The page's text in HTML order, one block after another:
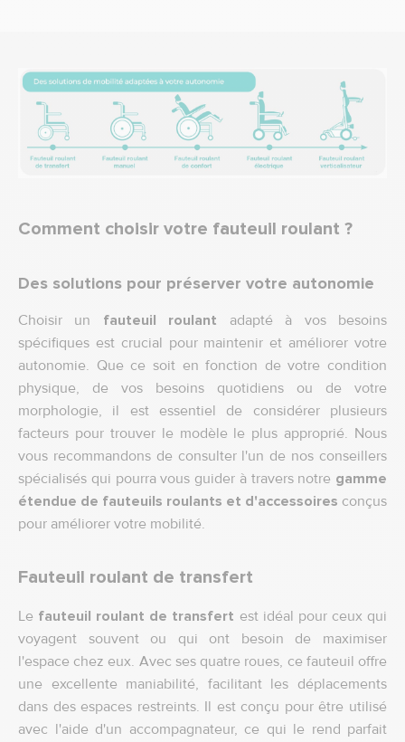
Comment choisir votre fauteuil roulant ?
Des solutions pour préserver votre autonomie
Choisir un fauteuil roulant adapté à vos besoins
spécifiques est crucial pour maintenir et améliorer votre
autonomie. Que ce soit en fonction de votre condition
physique, de vos besoins quotidiens ou de votre
morphologie, il est essentiel de considérer plusieurs
facteurs pour trouver le modèle le plus approprié. Nous
vous recommandons de consulter l'un de nos conseillers
spécialisés qui pourra vous guider à travers notre gamme
étendue de fauteuils roulants et d'accessoires conçus
pour améliorer votre mobilité.
Fauteuil roulant de transfert
Le fauteuil roulant de transfert est idéal pour ceux qui
voyagent souvent ou qui ont besoin de maximiser
l'espace chez eux. Avec ses quatre roues, ce fauteuil offre
une excellente maniabilité, facilitant les déplacements
dans des espaces restreints. Il est conçu pour être utilisé
avec l'aide d'un accompagnateur, ce qui le rend parfait